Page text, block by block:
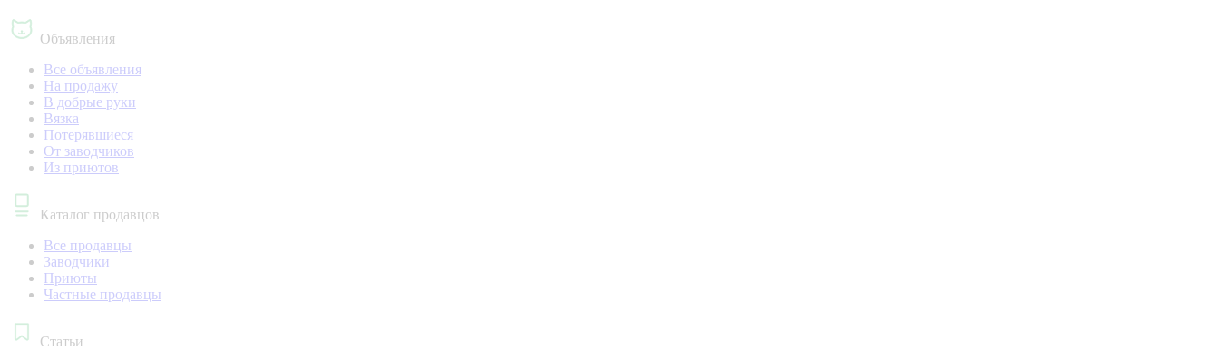
Объявления
Все объявления
На продажу
В добрые руки
Вязка
Потерявшиеся
От заводчиков
Из приютов
Каталог продавцов
Все продавцы
Заводчики
Приюты
Частные продавцы
Статьи